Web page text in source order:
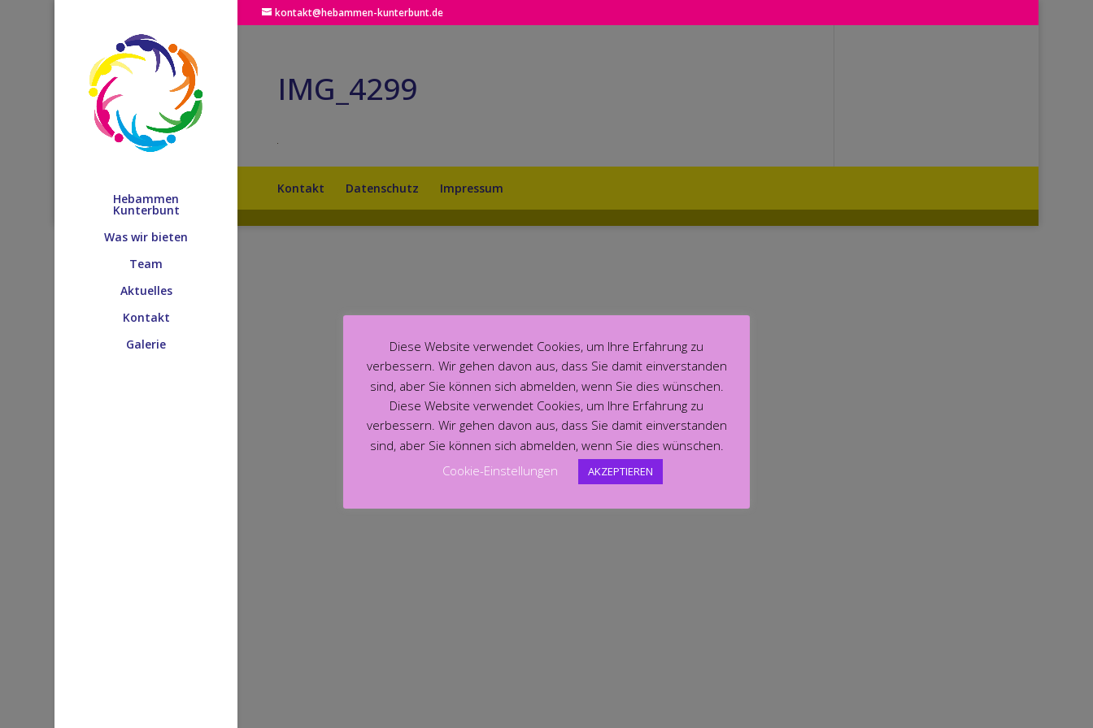
kontakt@hebammen-kunterbunt.de
Hebammen
Kunterbunt
Was wir bieten
Team
Aktuelles
Kontakt
Galerie
IMG_4299
Kontakt Datenschutz Impressum
Diese Website verwendet Cookies, um Ihre Erfahrung zu
verbessern. Wir gehen davon aus, dass Sie damit einverstanden
sind, aber Sie können sich abmelden, wenn Sie dies wünschen.
Diese Website verwendet Cookies, um Ihre Erfahrung zu
verbessern. Wir gehen davon aus, dass Sie damit einverstanden
sind, aber Sie können sich abmelden, wenn Sie dies wünschen.
Cookie-Einstellungen
AKZEPTIEREN